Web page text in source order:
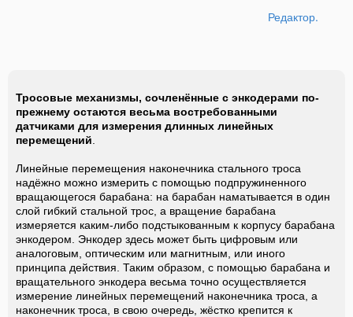
Редактор.
Тросовые механизмы, сочленённые с энкодерами по-
прежнему остаются весьма востребованными
датчиками для измерения длинных линейных
перемещений
Линейные перемещения наконечника стального троса
надёжно можно измерить с помощью подпружиненного
вращающегося барабана: на барабан наматывается в один
слой гибкий стальной трос, а вращение барабана
измеряется каким-либо подстыкованным к корпусу барабана
энкодером. Энкодер здесь может быть цифровым или
аналоговым, оптическим или магнитным, или иного
принципа действия. Таким образом, с помощью барабана и
вращательного энкодера весьма точно осуществляется
измерение линейных перемещений наконечника троса, а
наконечник троса, в свою очередь, жёстко крепится к